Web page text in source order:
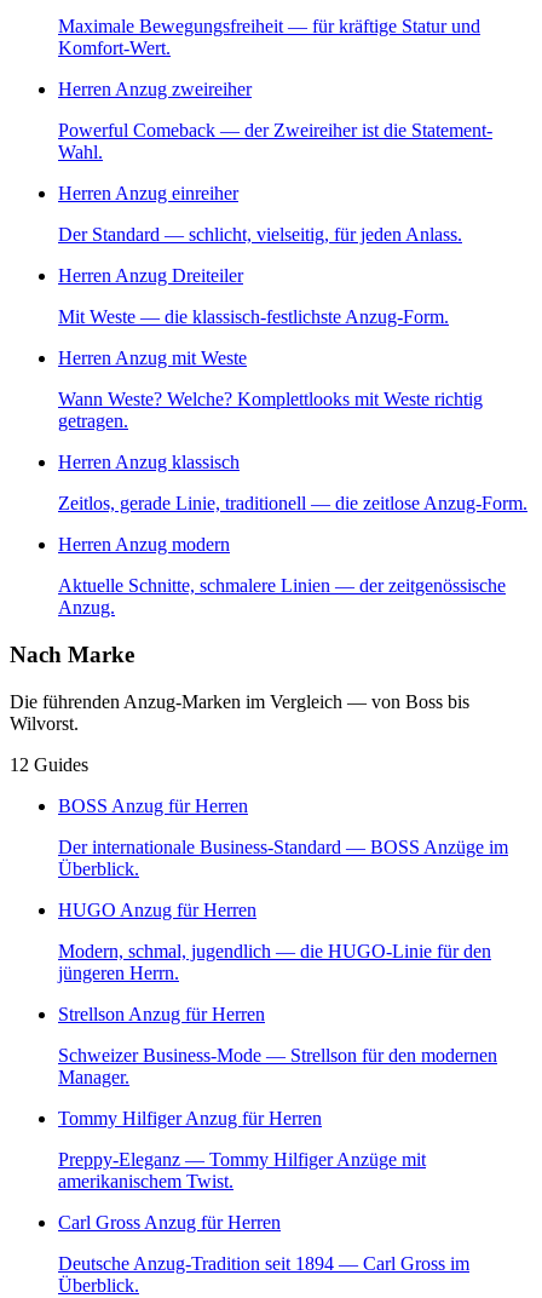
Maximale Bewegungsfreiheit — für kräftige Statur und
Komfort-Wert.
Herren Anzug zweireiher
Powerful Comeback — der Zweireiher ist die Statement-
Wahl.
Herren Anzug einreiher
Der Standard — schlicht, vielseitig, für jeden Anlass.
Herren Anzug Dreiteiler
Mit Weste — die klassisch-festlichste Anzug-Form.
Herren Anzug mit Weste
Wann Weste? Welche? Komplettlooks mit Weste richtig
getragen.
Herren Anzug klassisch
Zeitlos, gerade Linie, traditionell — die zeitlose Anzug-Form.
Herren Anzug modern
Aktuelle Schnitte, schmalere Linien — der zeitgenössische
Anzug.
Nach Marke
Die führenden Anzug-Marken im Vergleich — von Boss bis
Wilvorst.
12 Guides
BOSS Anzug für Herren
Der internationale Business-Standard — BOSS Anzüge im
Überblick.
HUGO Anzug für Herren
Modern, schmal, jugendlich — die HUGO-Linie für den
jüngeren Herrn.
Strellson Anzug für Herren
Schweizer Business-Mode — Strellson für den modernen
Manager.
Tommy Hilfiger Anzug für Herren
Preppy-Eleganz — Tommy Hilfiger Anzüge mit
amerikanischem Twist.
Carl Gross Anzug für Herren
Deutsche Anzug-Tradition seit 1894 — Carl Gross im
Überblick.